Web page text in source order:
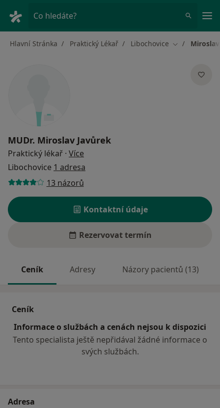
Co hledáte?
Hlavní Stránka Praktický Lékař Libochovice Změna města
MUDr. Miroslav Javůrek
Praktický lékař · Více
Libochovice 1 adresa
13 názorů
Kontaktní údaje
Rezervovat termín
Ceník Adresy Názory pacientů (13)
Ceník
Informace o službách a cenách nejsou k dispozici
Tento specialista ještě nepřidával žádné informace o
svých službách.
Adresa